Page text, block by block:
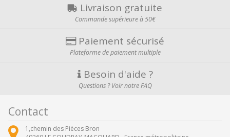
Livraison gratuite
Commande supérieure à 50€
Paiement sécurisé
Plateforme de paiement multiple
Besoin d'aide ?
Questions ? Voir notre FAQ
Contact
1,chemin des Pièces Bron